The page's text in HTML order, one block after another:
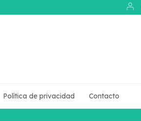
Política de privacidad Contacto